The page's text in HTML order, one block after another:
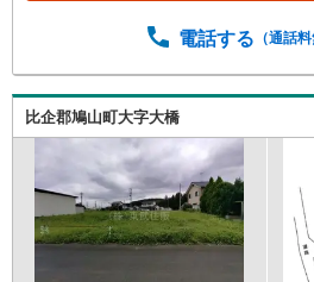
をご紹介できます。）◇住ま
す。◇インターネット予約で
［室内・現地を見学する］を
をご希望の方は「ご要望・ご
ください！
電話する （通話
比企郡鳩山町大字大橋